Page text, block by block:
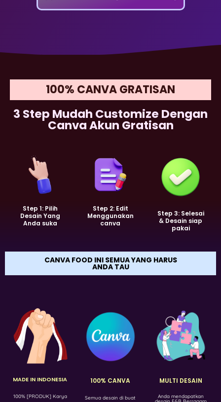
100% CANVA GRATISAN
3 Step Mudah Customize Dengan
Canva Akun Gratisan
Step 1: Pilih
Desain Yang
Anda suka
Step 2: Edit
Menggunakan
canva
Step 3: Selesai
& Desain siap
pakai
CANVA FOOD INI SEMUA YANG HARUS
ANDA TAU
MADE IN INDONESIA
100% [PRODUK] Karya
100% CANVA
Semua desain di buat
MULTI DESAIN
Anda mendapatkan